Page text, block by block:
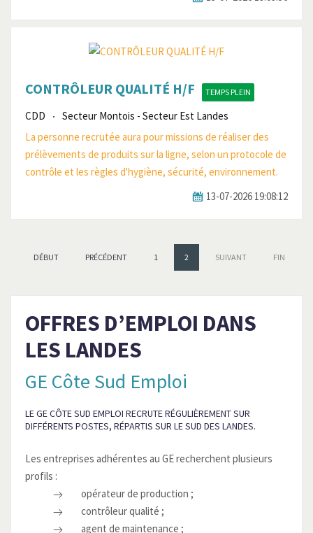
CONTRÔLEUR QUALITÉ H/F TEMPS PLEIN
CDD
Secteur Montois - Secteur Est Landes
La personne recrutée aura pour missions de réaliser des
prélèvements de produits sur la ligne, selon un protocole de
contrôle et les règles d'hygiène, sécurité, environnement.
13-07-2026 19:08:12
DÉBUT PRÉCÉDENT 1 2 SUIVANT FIN
OFFRES D’EMPLOI DANS
LES LANDES
GE Côte Sud Emploi
LE GE CÔTE SUD EMPLOI RECRUTE RÉGULIÈREMENT SUR
DIFFÉRENTS POSTES, RÉPARTIS SUR LE SUD DES LANDES.
Les entreprises adhérentes au GE recherchent plusieurs
profils :
opérateur de production ;
contrôleur qualité ;
agent de maintenance ;